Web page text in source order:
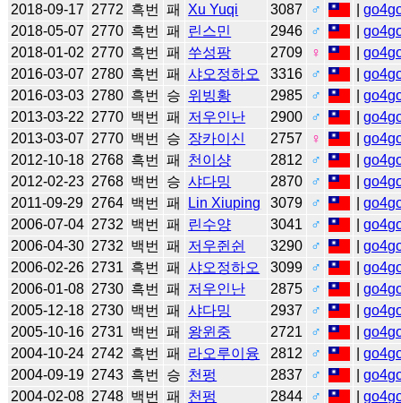
2018-09-17 2772 흑번 패 Xu Yuqi 3087 ♂ |
2018-05-07 2770 흑번 패 린스민 2946 ♂ |
2018-01-02 2770 흑번 패 쑤성팡 2709 ♀ |
2016-03-07 2780 흑번 패 샤오정하오 3316 ♂ |
2016-03-03 2780 흑번 승 위빙황 2985 ♂ |
2013-03-22 2770 백번 패 저우인난 2900 ♂ |
2013-03-07 2770 백번 승 장카이신 2757 ♀ |
2012-10-18 2768 흑번 패 천이샹 2812 ♂ |
2012-02-23 2768 백번 승 샤다밍 2870 ♂ |
2011-09-29 2764 백번 패 Lin Xiuping 3079 ♂ |
2006-07-04 2732 백번 패 린수양 3041 ♂ |
2006-04-30 2732 백번 패 저우쥔쉰 3290 ♂ |
2006-02-26 2731 흑번 패 샤오정하오 3099 ♂ |
2006-01-08 2730 흑번 패 저우인난 2875 ♂ |
2005-12-18 2730 백번 패 샤다밍 2937 ♂ |
2005-10-16 2731 백번 패 왕윈중 2721 ♂ |
2004-10-24 2742 흑번 패 라오루이융 2812 ♂ |
2004-09-19 2743 흑번 승 천펑 2837 ♂ |
2004-02-08 2748 백번 패 천펑 2844 ♂ |